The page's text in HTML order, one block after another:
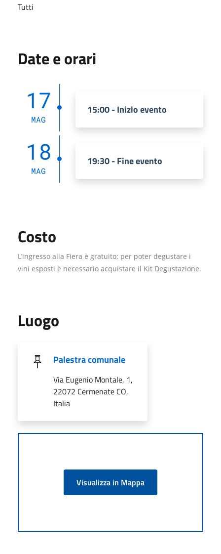
Tutti
Date e orari
17
MAG
15:00 - Inizio evento
18
MAG
19:30 - Fine evento
Costo
L’ingresso alla Fiera è gratuito; per poter degustare i
vini esposti è necessario acquistare il Kit Degustazione.
Luogo
Palestra comunale
Via Eugenio Montale, 1,
22072 Cermenate CO,
Italia
Visualizza in Mappa